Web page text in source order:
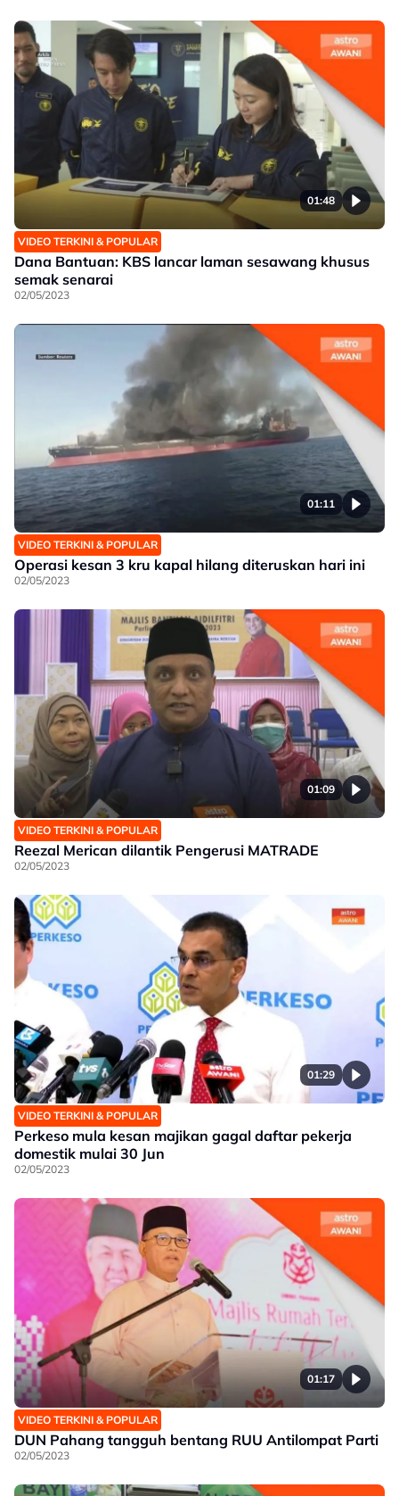
01:48
VIDEO TERKINI & POPULAR
Dana Bantuan: KBS lancar laman sesawang khusus
semak senarai
02/05/2023
01:11
VIDEO TERKINI & POPULAR
Operasi kesan 3 kru kapal hilang diteruskan hari ini
02/05/2023
01:09
VIDEO TERKINI & POPULAR
Reezal Merican dilantik Pengerusi MATRADE
02/05/2023
01:29
VIDEO TERKINI & POPULAR
Perkeso mula kesan majikan gagal daftar pekerja
domestik mulai 30 Jun
02/05/2023
01:17
VIDEO TERKINI & POPULAR
DUN Pahang tangguh bentang RUU Antilompat Parti
02/05/2023